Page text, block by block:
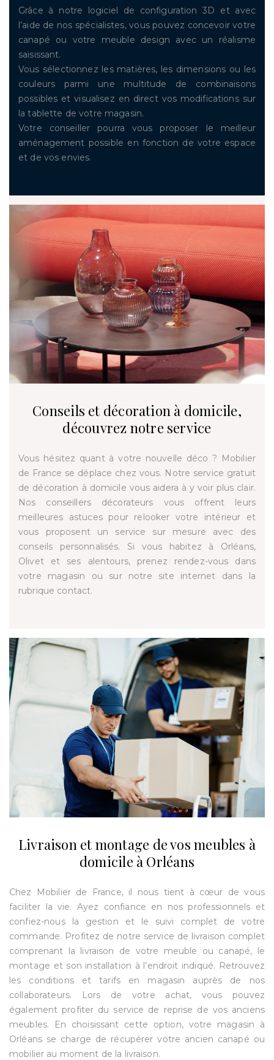
Grâce à notre logiciel de configuration 3D et avec
l’aide de nos spécialistes, vous pouvez concevoir votre
canapé ou votre meuble design avec un réalisme
saisissant.
Vous sélectionnez les matières, les dimensions ou les
couleurs parmi une multitude de combinaisons
possibles et visualisez en direct vos modifications sur
la tablette de votre magasin.
Votre conseiller pourra vous proposer le meilleur
aménagement possible en fonction de votre espace
et de vos envies.
Conseils et décoration à domicile,
découvrez notre service
Vous hésitez quant à votre nouvelle déco ? Mobilier
de France se déplace chez vous. Notre service gratuit
de décoration à domicile vous aidera à y voir plus clair.
Nos conseillers décorateurs vous offrent leurs
meilleures astuces pour relooker votre intérieur et
vous proposent un service sur mesure avec des
conseils personnalisés. Si vous habitez à Orléans,
Olivet et ses alentours, prenez rendez-vous dans
votre magasin ou sur notre site internet dans la
rubrique contact.
Livraison et montage de vos meubles à
domicile à Orléans
Chez Mobilier de France, il nous tient à cœur de vous
faciliter la vie. Ayez confiance en nos professionnels et
confiez-nous la gestion et le suivi complet de votre
commande. Profitez de notre service de livraison complet
comprenant la livraison de votre meuble ou canapé, le
montage et son installation à l’endroit indiqué. Retrouvez
les conditions et tarifs en magasin auprès de nos
collaborateurs. Lors de votre achat, vous pouvez
également profiter du service de reprise de vos anciens
meubles. En choisissant cette option, votre magasin à
Orléans se charge de récupérer votre ancien canapé ou
mobilier au moment de la livraison.